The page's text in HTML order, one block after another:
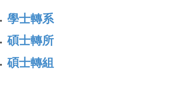
學士轉系
碩士轉所
碩士轉組